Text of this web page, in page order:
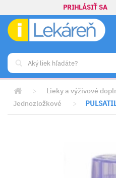
PRIHLÁSIŤ SA
> Lieky a výživové
Jednozložkové
>